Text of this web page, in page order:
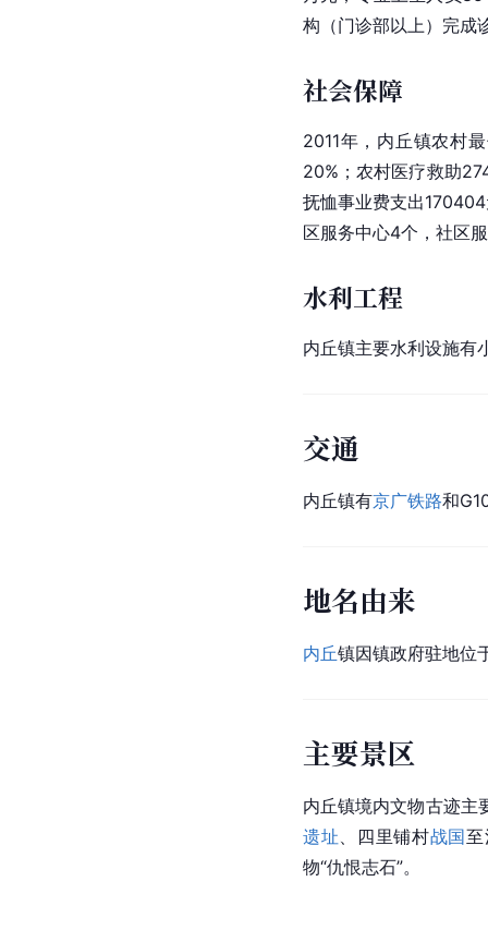
构（门诊部以上）完成
社会保障
2011年，内丘镇农村
20%；农村医疗救助
抚恤事业费支出
区服务中心4个，社区
水利工程
内丘镇主要水利设施有
交通
内丘镇有京广铁路和
地名由来
内丘镇因镇政府驻地位
主要景区
内丘镇境内文物古迹主
遗址 、四里铺村战国
物“仇恨志石”。